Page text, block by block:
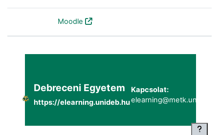
Moodle
Debreceni Egyetem
https://elearning.unideb.hu
Kapcsolat: